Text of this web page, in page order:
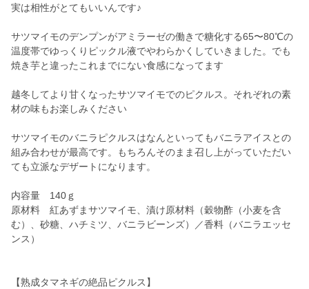
実は相性がとてもいいんです♪
サツマイモのデンプンがアミラーゼの働きで糖化する65〜80℃の
温度帯でゆっくりピックル液でやわらかくしていきました。でも
焼き芋と違ったこれまでにない食感になってます
越冬してより甘くなったサツマイモでのピクルス。それぞれの素
材の味もお楽しみください
サツマイモのバニラピクルスはなんといってもバニラアイスとの
組み合わせが最高です。もちろんそのまま召し上がっていただい
ても立派なデザートになります。
内容量 140ｇ
原材料 紅あずまサツマイモ、漬け原材料（穀物酢（小麦を含
む）、砂糖、ハチミツ、バニラビーンズ）／香料（バニラエッセ
ンス）
【熟成タマネギの絶品ピクルス】